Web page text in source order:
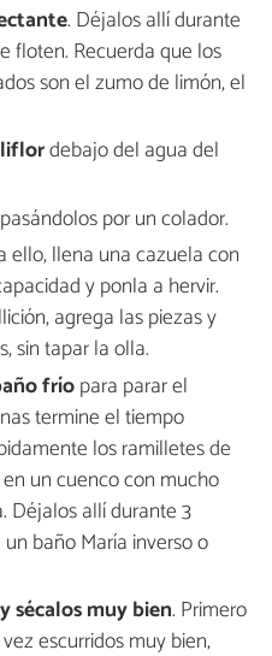
. Déjalos allí durante
floten. Recuerda que los
son el zumo de limón, el
debajo del agua del
por un colador.
ello, llena una cazuela con
y ponla a hervir.
agrega las piezas y
sin tapar la olla.
fríopara parar el
termine el tiempo
los ramilletes de
un cuenco con mucho
Déjalos allí durante 3
baño María inverso o
sécalos muy bien. Primero
escurridos muy bien,